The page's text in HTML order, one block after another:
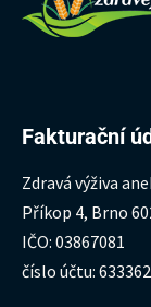
Fakturační
Zdravá výživa
Příkop 4, Brno
IČO: 03867081
číslo účtu: